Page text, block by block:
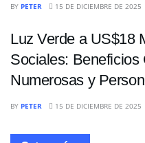
BY PETER 15 DE DICIEMBRE DE 2025
Luz Verde a US$18
Sociales: Beneficios
Numerosas y
BY PETER 15 DE DICIEMBRE DE 2025